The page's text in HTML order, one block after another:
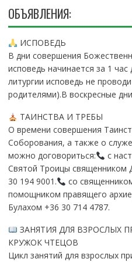
ОБЪЯВЛЕНИЯ:
ИСПОВЕДЬ
В дни совершения
исповедь начинается за 1
литургии исповедь не
родителями).В воскресные
ТАИНСТВА И ТРЕБЫ
О времени совершения
Соборования, а также о
можно договориться:
с
Святой Троицы священником
30 194 9001.
со
помощником правящего
Булахом +36 30 714 4787.
ЗАНЯТИЯ ДЛЯ ВЗРОСЛЫХ
КРУЖОК ЧТЕЦОВ
Цикл занятий для взрослых